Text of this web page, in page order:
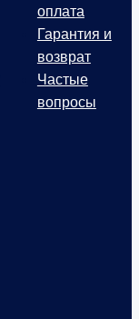
оплата
Гарантия и
возврат
Частые
вопросы